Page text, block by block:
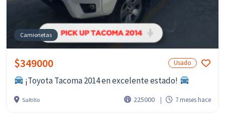
Camionetas
$349000 Usado
¡Toyota Tacoma 2014 en excelente estado!
Saltillo 225000 7 meses hace